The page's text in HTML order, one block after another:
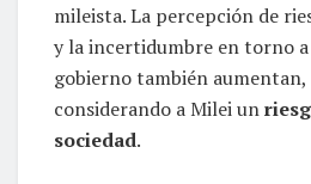
mileista. La percepción de
y la incertidumbre en torno
gobierno también
considerando a Milei un
sociedad.